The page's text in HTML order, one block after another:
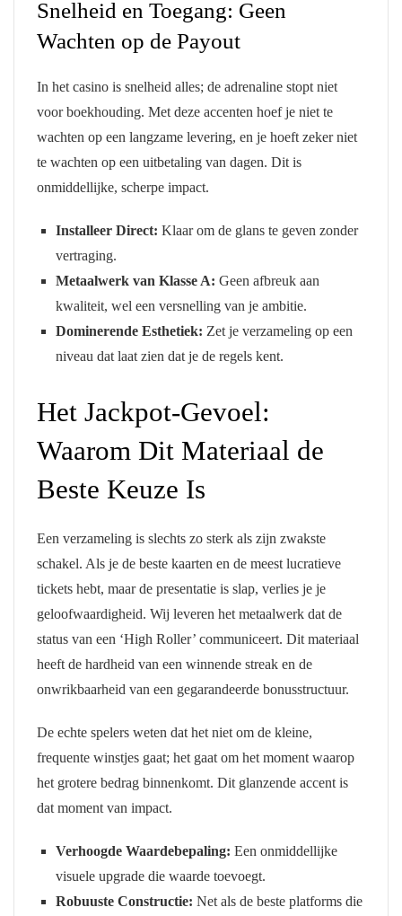
Snelheid en Toegang: Geen
Wachten op de Payout
In het casino is snelheid alles; de adrenaline stopt niet
voor boekhouding. Met deze accenten hoef je niet te
wachten op een langzame levering, en je hoeft zeker niet
te wachten op een uitbetaling van dagen. Dit is
onmiddellijke, scherpe impact.
Installeer Direct: Klaar om de glans te geven zonder
vertraging.
Metaalwerk van Klasse A: Geen afbreuk aan
kwaliteit, wel een versnelling van je ambitie.
Dominerende Esthetiek: Zet je verzameling op een
niveau dat laat zien dat je de regels kent.
Het Jackpot-Gevoel:
Waarom Dit Materiaal de
Beste Keuze Is
Een verzameling is slechts zo sterk als zijn zwakste
schakel. Als je de beste kaarten en de meest lucratieve
tickets hebt, maar de presentatie is slap, verlies je je
geloofwaardigheid. Wij leveren het metaalwerk dat de
status van een ‘High Roller’ communiceert. Dit materiaal
heeft de hardheid van een winnende streak en de
onwrikbaarheid van een gegarandeerde bonusstructuur.
De echte spelers weten dat het niet om de kleine,
frequente winstjes gaat; het gaat om het moment waarop
het grotere bedrag binnenkomt. Dit glanzende accent is
dat moment van impact.
Verhoogde Waardebepaling: Een onmiddellijke
visuele upgrade die waarde toevoegt.
Robuuste Constructie: Net als de beste platforms die